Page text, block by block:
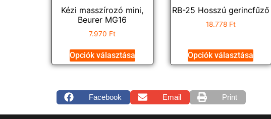
Kézi masszírozó mini,
Beurer MG16
7.970 Ft
Opciók választása
RB-25 Hosszú gerincfűző
18.778 Ft
Opciók választása
Facebook Email Print